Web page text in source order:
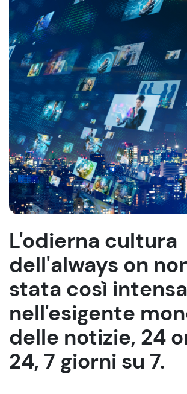
L'odierna cultura
dell'always on
stata così
nell'esigente
delle notizie, 24
24, 7 giorni su 7.